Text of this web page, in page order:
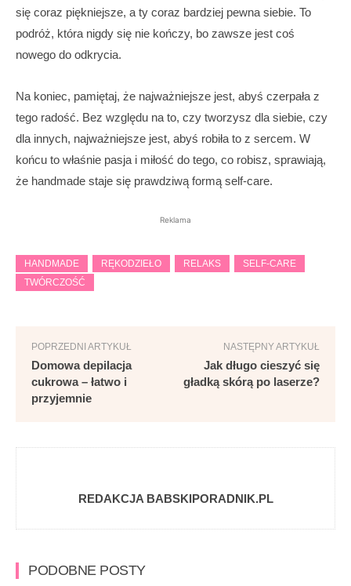
się coraz piękniejsze, a ty coraz bardziej pewna siebie. To
podróż, która nigdy się nie kończy, bo zawsze jest coś
nowego do odkrycia.
Na koniec, pamiętaj, że najważniejsze jest, abyś czerpała z
tego radość. Bez względu na to, czy tworzysz dla siebie, czy
dla innych, najważniejsze jest, abyś robiła to z sercem. W
końcu to właśnie pasja i miłość do tego, co robisz, sprawiają,
że handmade staje się prawdziwą formą self-care.
Reklama
HANDMADE RĘKODZIEŁO RELAKS
SELF-CARE
TWÓRCZOŚĆ
POPRZEDNI ARTYKUŁ
Domowa depilacja
cukrowa – łatwo i
przyjemnie
NASTĘPNY ARTYKUŁ
Jak długo cieszyć się
gładką skórą po laserze?
REDAKCJA BABSKIPORADNIK.PL
PODOBNE POSTY